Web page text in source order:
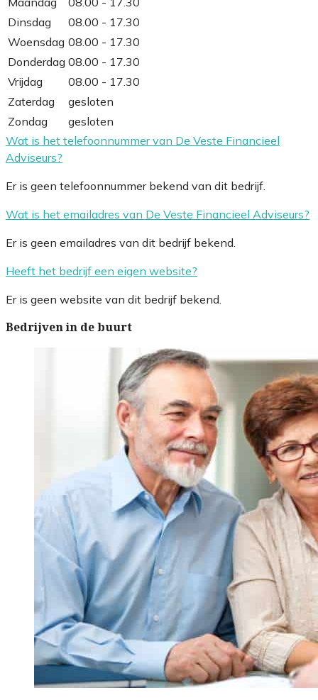
Dinsdag
08.00 - 17.30
Woensdag 08.00 - 17.30
Donderdag 08.00 - 17.30
Vrijdag
08.00 - 17.30
Zaterdag
gesloten
Zondag
gesloten
Wat is het telefoonnummer van De Veste Financieel
Adviseurs?
Er is geen telefoonnummer bekend van dit bedrijf.
Wat is het emailadres van De Veste Financieel Adviseurs?
Er is geen emailadres van dit bedrijf bekend.
Heeft het bedrijf een eigen website?
Er is geen website van dit bedrijf bekend.
Bedrijven in de buurt